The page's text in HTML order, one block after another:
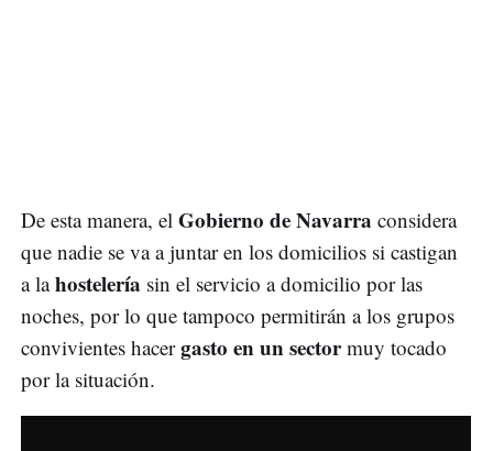
De esta manera, el Gobierno de Navarra considera
que nadie se va a juntar en los domicilios si castigan
a lahostelería sin el servicio a domicilio por las
noches, por lo que tampoco permitirán a los grupos
convivientes hacergasto en un sectormuy tocado
por la situación.